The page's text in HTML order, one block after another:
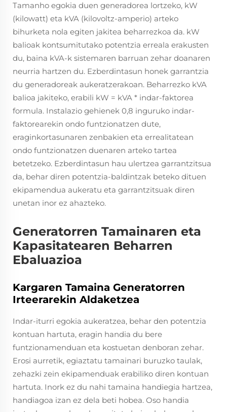
Tamanho egokia duen generadorea lortzeko, kW
(kilowatt) eta kVA (kilovoltz-amperio) arteko
bihurketa nola egiten jakitea beharrezkoa da. kW
balioak kontsumitutako potentzia erreala erakusten
du, baina kVA-k sistemaren barruan zehar doanaren
neurria hartzen du. Ezberdintasun honek garrantzia
du generadoreak aukeratzerakoan. Beharrezko kVA
balioa jakiteko, erabili kW = kVA * indar-faktorea
formula. Instalazio gehienek 0,8 inguruko indar-
faktorearekin ondo funtzionatzen dute,
eraginkortasunaren zenbakien eta errealitatean
ondo funtzionatzen duenaren arteko tartea
betetzeko. Ezberdintasun hau ulertzea garrantzitsua
da, behar diren potentzia-baldintzak beteko dituen
ekipamendua aukeratu eta garrantzitsuak diren
unetan inor ez ahazteko.
Generatorren Tamainaren eta
Kapasitatearen Beharren
Ebaluazioa
Kargaren Tamaina Generatorren
Irteerarekin Aldaketzea
Indar-iturri egokia aukeratzea, behar den potentzia
kontuan hartuta, eragin handia du bere
funtzionamenduan eta kostuetan denboran zehar.
Erosi aurretik, egiaztatu tamainari buruzko taulak,
zehazki zein ekipamenduak erabiliko diren kontuan
hartuta. Inork ez du nahi tamaina handiegia hartzea,
handiagoa izan ez dela beti hobea. Oso handia